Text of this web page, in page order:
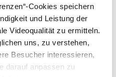
Cookies speichern
und Leistung der
Videoqualität zu ermitteln.
uns, zu verstehen,
Besucher interessieren,
darauf anpassen zu
in dem
ob
zu einem
jungen Menschen
im Mittelpunkt.